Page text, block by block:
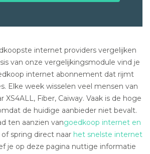
internet providers vergelijken
van onze vergelijkingsmodule vind je
internet abonnement dat rijmt
Elke week wisselen veel mensen van
XS4ALL, Fiber, Caiway. Vaak is de hoge
de huidige aanbieder niet bevalt.
ten aanzien vangoedkoop internet en
of spring direct naar het snelste internet
je op deze pagina nuttige informatie